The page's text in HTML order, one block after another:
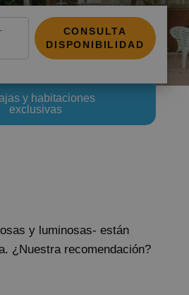
CONSULTA
DISPONIBILIDAD
y habitaciones
exclusivas
y luminosas- están
¿Nuestra recomendación?